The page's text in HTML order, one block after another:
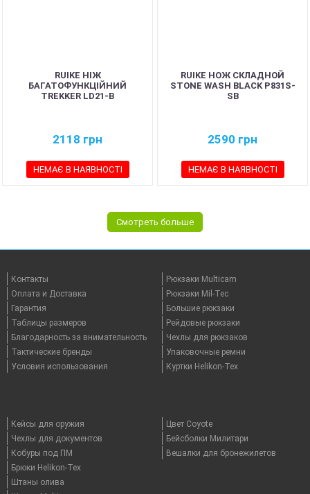
RUIKE НІЖ
БАГАТОФУНКЦІЙНИЙ
TREKKER LD21-B
2118 грн
НЕМАЄ В НАЯВНОСТІ
RUIKE НОЖ СКЛАДНОЙ
STONE WASH BLACK P831S-
SB
2590 грн
НЕМАЄ В НАЯВНОСТІ
Смотреть больше
Контакты
Оплата и Доставка
Гарантия
Таблицы размеров
Благодарность за внимательность
Тактические бренды
Условия использования
Рюкзаки Multicam
Рюкзаки Mil-Tec
Большие рюкзаки
Рейдовые рюкзаки
Чехлы для рюкзаков
Упаковочные ремни
Куртки Helikon-Tex
Кейсы для оружия
Чехлы для документов
Кобуры под ПМ
Брюки Helikon-Tex
Штаны олива
Цвет Coyote
Бейсболки Милитари
Вешалки для бронежилетов